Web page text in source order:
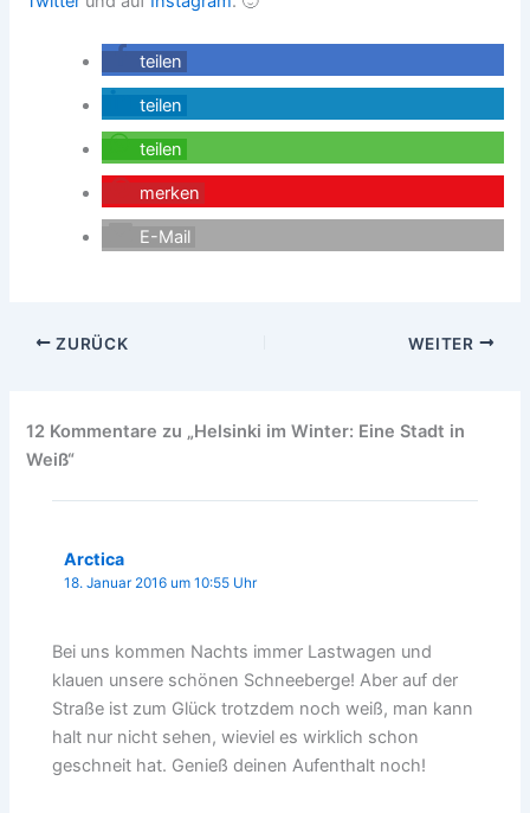
teilen
teilen
teilen
merken
E-Mail
ZURÜCK WEITER
12 Kommentare zu „Helsinki im Winter: Eine Stadt in
Weiß“
Arctica
18. Januar 2016 um 10:55 Uhr
Bei uns kommen Nachts immer Lastwagen und
klauen unsere schönen Schneeberge! Aber auf der
Straße ist zum Glück trotzdem noch weiß, man kann
halt nur nicht sehen, wieviel es wirklich schon
geschneit hat. Genieß deinen Aufenthalt noch!